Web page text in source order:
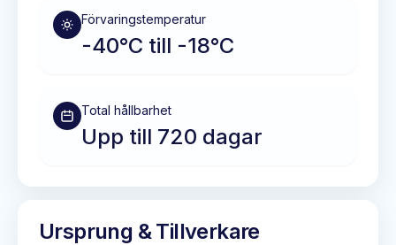
Förvaringstemperatur
-40°C till -18°C
Total hållbarhet
Upp till 720 dagar
Ursprung & Tillverkare